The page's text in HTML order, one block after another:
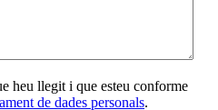
heu llegit i que esteu conforme
de dades personals.